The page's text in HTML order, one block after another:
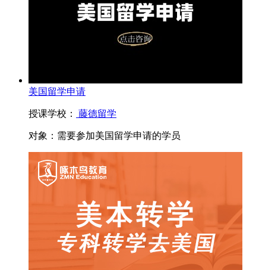
美国留学申请
授课学校： 藤德留学
对象： 需要参加美国留学申请的学员